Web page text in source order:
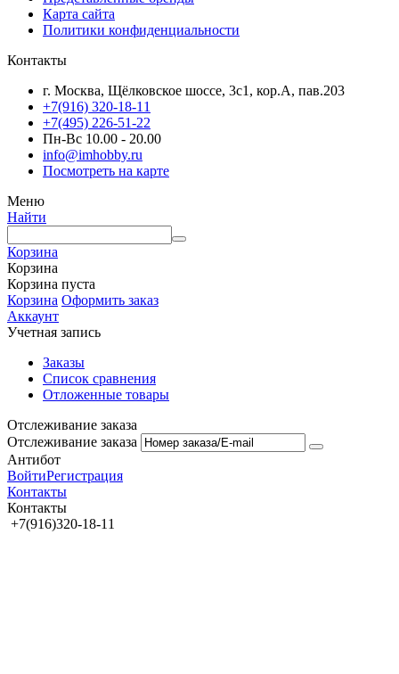
Карта сайта
Политики конфиденциальности
Контакты
г. Москва, Щёлковское шоссе, 3с1, кор.А, пав.203
+7(916) 320-18-11
+7(495) 226-51-22
Пн-Вс 10.00 - 20.00
info@imhobby.ru
Посмотреть на карте
Меню
Найти
Корзина
Корзина
Корзина пуста
Корзина Оформить заказ
Аккаунт
Учетная запись
Заказы
Список сравнения
Отложенные товары
Отслеживание заказа
Отслеживание заказа
Антибот
ВойтиРегистрация
Контакты
Контакты
+7(916)320-18-11